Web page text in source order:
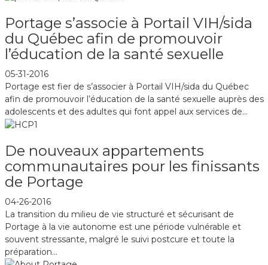
Portage s’associe à Portail VIH/sida
du Québec afin de promouvoir
l’éducation de la santé sexuelle
05-31-2016
Portage est fier de s’associer à Portail VIH/sida du Québec
afin de promouvoir l’éducation de la santé sexuelle auprès des
adolescents et des adultes qui font appel aux services de...
De nouveaux appartements
communautaires pour les finissants
de Portage
04-26-2016
La transition du milieu de vie structuré et sécurisant de
Portage à la vie autonome est une période vulnérable et
souvent stressante, malgré le suivi postcure et toute la
préparation...